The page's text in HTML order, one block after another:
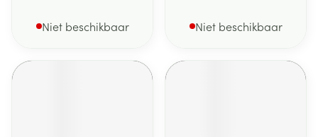
Niet beschikbaar Niet beschikbaar